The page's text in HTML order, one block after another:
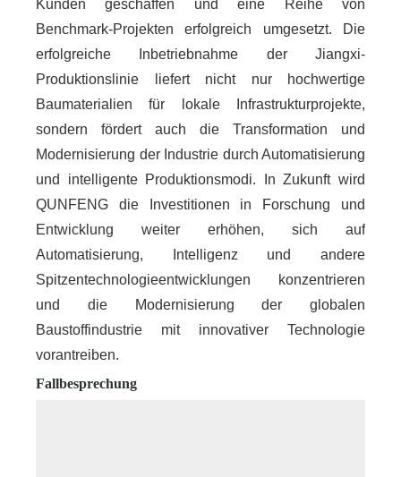
Kunden geschaffen und eine Reihe von
Benchmark-Projekten erfolgreich umgesetzt. Die
erfolgreiche Inbetriebnahme der Jiangxi-
Produktionslinie liefert nicht nur hochwertige
Baumaterialien für lokale Infrastrukturprojekte,
sondern fördert auch die Transformation und
Modernisierung der Industrie durch Automatisierung
und intelligente Produktionsmodi. In Zukunft wird
QUNFENG die Investitionen in Forschung und
Entwicklung weiter erhöhen, sich auf
Automatisierung, Intelligenz und andere
Spitzentechnologieentwicklungen konzentrieren
und die Modernisierung der globalen
Baustoffindustrie mit innovativer Technologie
vorantreiben.
Fallbesprechung